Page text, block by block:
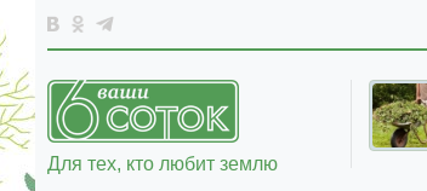
Для тех, кто любит землю